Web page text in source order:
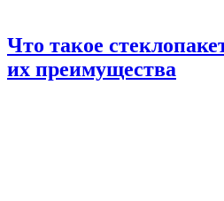
Что такое
их преимущества